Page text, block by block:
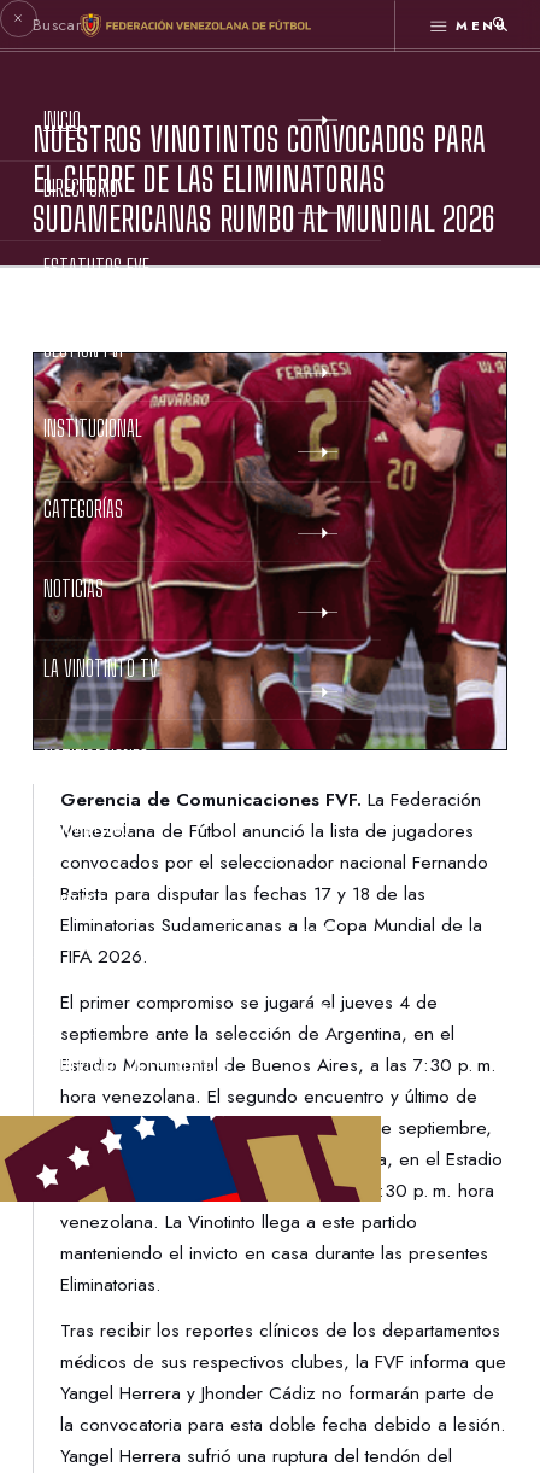
MENÚ
INICIO
DIRECTORIO
ESTATUTOS FVF
GESTIÓN FVF
INSTITUCIONAL
CATEGORÍAS
NOTICIAS
LA VINOTINTO TV
NOTIFICACIONES
NORMATIVAS
CONTACTO
PROTECCIÓN DE LA INFANCIA
NUESTROS VINOTINTOS CONVOCADOS PARA
EL CIERRE DE LAS ELIMINATORIAS
SUDAMERICANAS RUMBO AL MUNDIAL 2026
Gerencia de Comunicaciones FVF.La Federación
Venezolana de Fútbol anunció la lista de jugadores
convocados por el seleccionador nacional Fernando
Batista para disputar las fechas 17 y 18 de las
Eliminatorias Sudamericanas a la Copa Mundial de la
FIFA 2026.
El primer compromiso se jugará el jueves 4 de
septiembre ante la selección de Argentina, en el
Estadio Monumental de Buenos Aires, a las 7:30 p. m.
hora venezolana. El segundo encuentro y último de
esta fase eliminatoria será el martes 9 de septiembre,
en condición de local frente a Colombia, en el Estadio
Monumental de Maturín, también a las 7:30 p. m. hora
venezolana. La Vinotinto llega a este partido
manteniendo el invicto en casa durante las presentes
Eliminatorias.
Tras recibir los reportes clínicos de los departamentos
médicos de sus respectivos clubes, la FVF informa que
Yangel Herrera y Jhonder Cádiz no formarán parte de
la convocatoria para esta doble fecha debido a lesión.
Yangel Herrera sufrió una ruptura del tendón del